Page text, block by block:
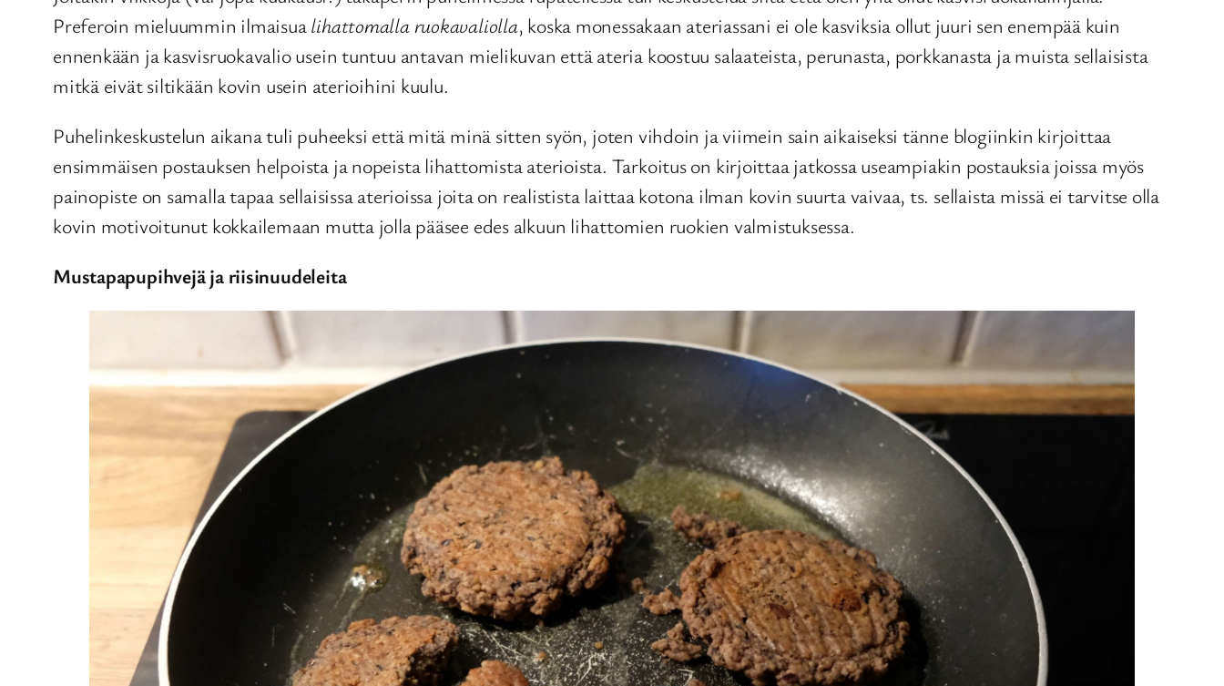
Preferoin mieluummin ilmaisua lihattomalla ruokavaliolla, koska monessakaan ateriassani ei ole kasviksia ollut juuri sen enempää kuin
ennenkään ja kasvisruokavalio usein tuntuu antavan mielikuvan että ateria koostuu salaateista, perunasta, porkkanasta ja muista sellaisista
mitkä eivät siltikään kovin usein aterioihini kuulu.
Puhelinkeskustelun aikana tuli puheeksi että mitä minä sitten syön, joten vihdoin ja viimein sain aikaiseksi tänne blogiinkin kirjoittaa
ensimmäisen postauksen helpoista ja nopeista lihattomista aterioista. Tarkoitus on kirjoittaa jatkossa useampiakin postauksia joissa myös
painopiste on samalla tapaa sellaisissa aterioissa joita on realistista laittaa kotona ilman kovin suurta vaivaa, ts. sellaista missä ei tarvitse olla
kovin motivoitunut kokkailemaan mutta jolla pääsee edes alkuun lihattomien ruokien valmistuksessa.
Mustapapupihvejä ja riisinuudeleita